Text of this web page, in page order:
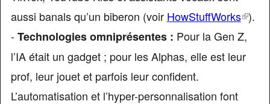
aussi banals qu’un biberon (voir HowStuffWorks(link
is
).
-Technologies omniprésentes : Pour la Gen Z,
l’IA était un gadget ; pour les Alphas, elle est leur
prof, leur jouet et parfois leur confident.
L’automatisation et l’hyper-personnalisation font